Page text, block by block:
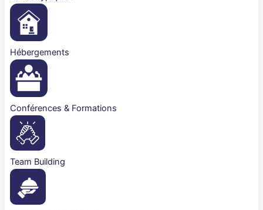
Hébergements
Conférences & Formations
Team Building